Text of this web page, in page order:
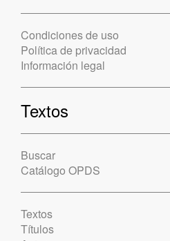
Condiciones de uso
Política de privacidad
Información legal
Textos
Buscar
Catálogo OPDS
Textos
Títulos